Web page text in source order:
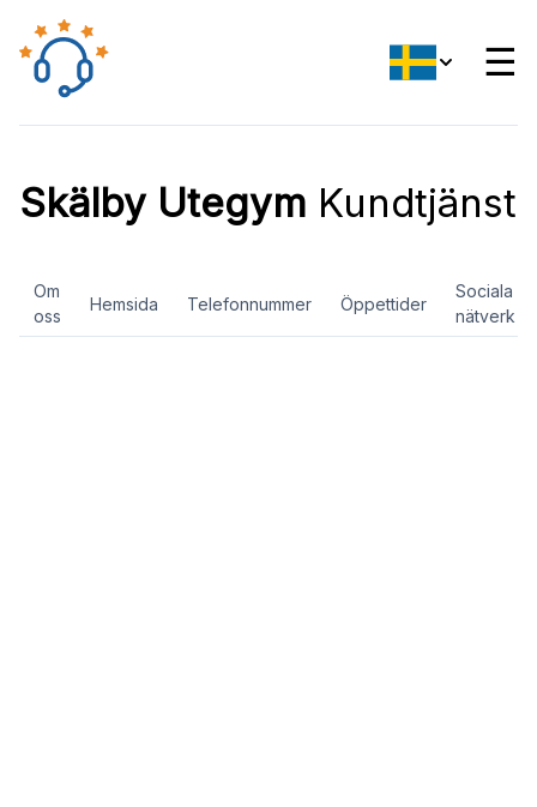
☰
Skälby Utegym Kundtjänst
Om
oss
Hemsida Telefonnummer Öppettider
Sociala
nätverk